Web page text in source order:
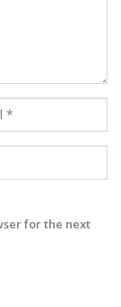
for the next